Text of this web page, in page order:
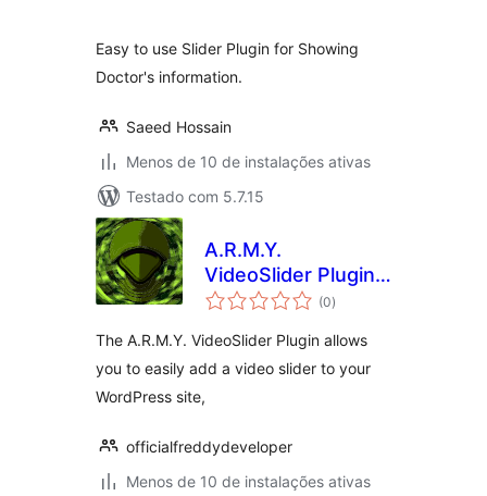
Easy to use Slider Plugin for Showing
Doctor's information.
Saeed Hossain
Menos de 10 de instalações ativas
Testado com 5.7.15
A.R.M.Y.
VideoSlider Plugin –
Insert Online
Shortcodes
(0total
de
)
The A.R.M.Y. VideoSlider Plugin allows
you to easily add a video slider to your
WordPress site,
officialfreddydeveloper
Menos de 10 de instalações ativas